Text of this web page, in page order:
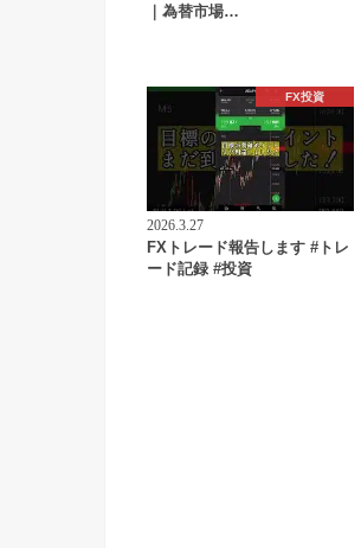
｜為替市場…
FX投資
2026.3.27
FXトレード報告します #トレ
ード記録 #投資